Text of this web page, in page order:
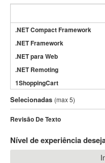
.NET Compact Framework
.NET Framework
.NET para Web
.NET Remoting
1ShoppingCart
3DS Max
3GSM
4D Dimension
802.11
A&P
Selecionadas (max 5)
Revisão De Texto
Nível de experiência